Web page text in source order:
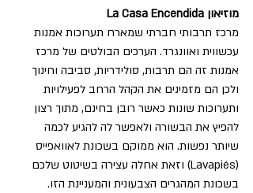
מוזיאון La Casa Encendida
מרכז תרבותי חברתי שמארח תערוכות אמנות
עכשווית ואוונגרד. הערכים הבולטים של מרכז
אמנות זה הם תרבות, סולידריות, סביבה וחינוך
ולכן הם מזמינים את הקהל הרחב לפעילויות
ותערוכות שונות כאשר רובן בחינם, מתוך רצון
להפיץ את הבשורה ולאפשר לה להגיע לכמה
שיותר נפשות. הוא ממוקם בשכונת לאוואפייס
(
Lavapiés) וזאת אחלה עצירה בשיטוט שלכם
בשכונת המהגרים הצבעונית והמעניינת הזו.